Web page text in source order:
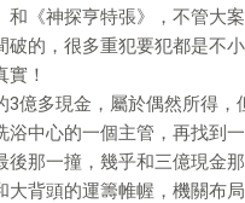
《神探亨特張》，不管大
的，很多重犯要犯都是不小
！
3億多現金，屬於偶然所得
中心的一個主管，再找到
後那一撞，幾乎和三億現金
大背頭的運籌帷幄，機關布